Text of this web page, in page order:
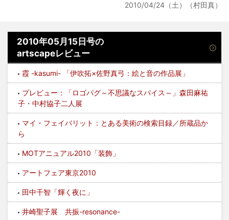
2010/04/24（土）（村田真）
2010年05月15日号の
artscapeレビュー
霞 -kasumi- 「伊吹拓×佐野真弓：絵と音の作品展」
プレビュー：「ロゴパグ～不思議なスパイス～」森田麻祐
子・中村協子二人展
マイ・フェイバリット：とある美術の検索目録／所蔵品か
ら
MOTアニュアル2010「装飾」
アートフェア東京2010
田中千智「輝く夜に」
井崎聖子展 共振-resonance-